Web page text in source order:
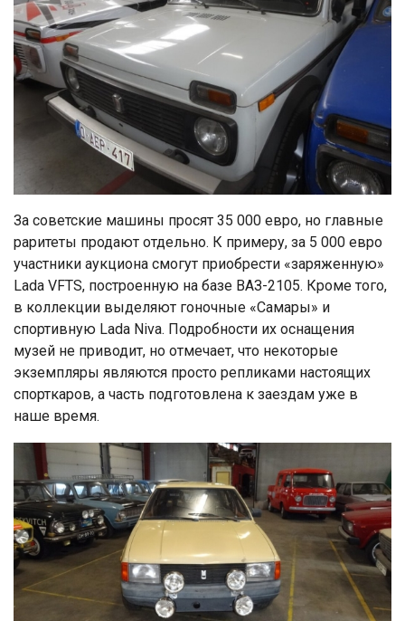
За советские машины просят 35 000 евро, но главные
раритеты продают отдельно. К примеру, за 5 000 евро
участники аукциона смогут приобрести «заряженную»
Lada VFTS, построенную на базе ВАЗ-2105. Кроме того,
в коллекции выделяют гоночные «Самары» и
спортивную Lada Niva. Подробности их оснащения
музей не приводит, но отмечает, что некоторые
экземпляры являются просто репликами настоящих
спорткаров, а часть подготовлена к заездам уже в
наше время.